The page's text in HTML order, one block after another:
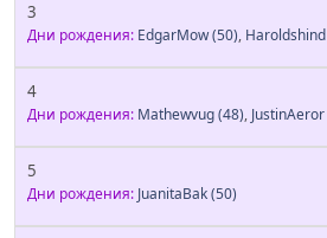
3
Дни рождения: EdgarMow(50), Haroldshind
4
Дни рождения: Mathewvug(48), JustinAeror
5
Дни рождения: JuanitaBak(50)